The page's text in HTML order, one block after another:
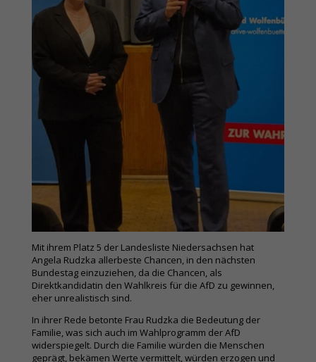
Mit ihrem Platz 5 der Landesliste Niedersachsen hat
Angela Rudzka allerbeste Chancen, in den nächsten
Bundestag einzuziehen, da die Chancen, als
Direktkandidatin den Wahlkreis für die AfD zu gewinnen,
eher unrealistisch sind.
In ihrer Rede betonte Frau Rudzka die Bedeutung der
Familie, was sich auch im Wahlprogramm der AfD
widerspiegelt. Durch die Familie würden die Menschen
geprägt, bekämen Werte vermittelt, würden erzogen und